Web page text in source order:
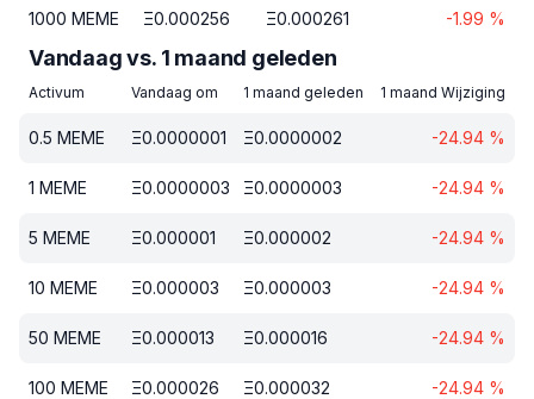
1000 MEME Ξ0.000256 Ξ0.000261 -1.99 %
Vandaag vs. 1 maand geleden
Activum Vandaag om 1 maand geleden 1 maand Wijziging
0.5 MEME Ξ0.0000001 Ξ0.0000002 -24.94 %
1 MEME Ξ0.0000003 Ξ0.0000003 -24.94 %
5 MEME Ξ0.000001 Ξ0.000002 -24.94 %
10 MEME Ξ0.000003 Ξ0.000003 -24.94 %
50 MEME Ξ0.000013 Ξ0.000016 -24.94 %
100 MEME Ξ0.000026 Ξ0.000032 -24.94 %